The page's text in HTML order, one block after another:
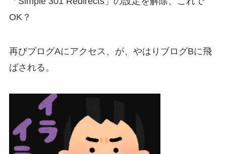
OK？
再びブログAにアクセス、が、やはりブログBに飛
ばされる。